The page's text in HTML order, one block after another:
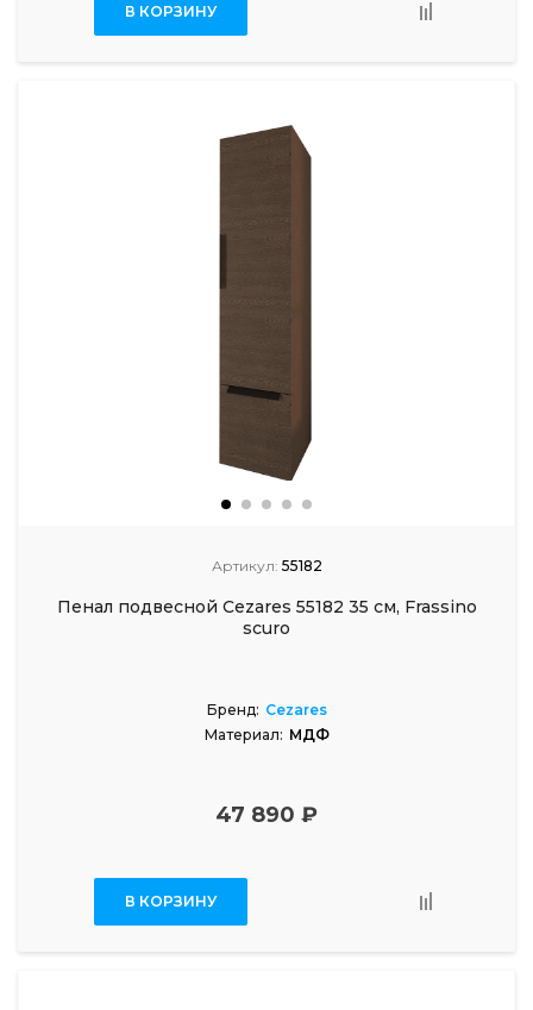
В КОРЗИНУ
Артикул: 55182
Пенал подвесной Cezares 55182 35 см, Frassino
scuro
Бренд: Cezares
Материал: МДФ
47 890 ₽
В КОРЗИНУ